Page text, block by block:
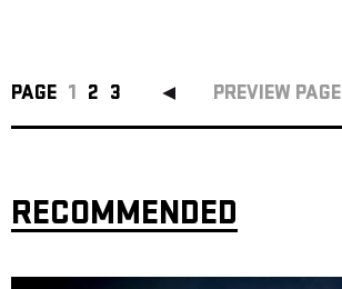
PAGE 1 2 3 PREVIEW PAGE
RECOMMENDED